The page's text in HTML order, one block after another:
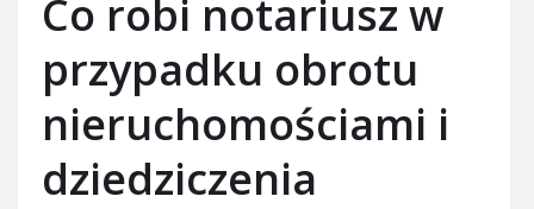
Co robi notariusz w
przypadku obrotu
nieruchomościami i
dziedziczenia